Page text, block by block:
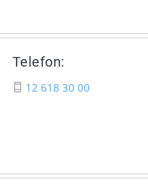
Telefon:
12 618 30 00